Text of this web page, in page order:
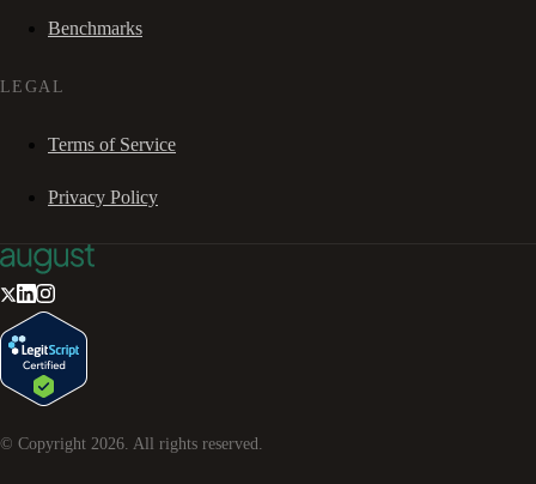
Benchmarks
LEGAL
Terms of Service
Privacy Policy
© Copyright 2026 . All rights reserved.